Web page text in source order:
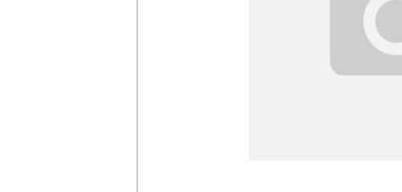
Застройщикам
Снабженцам и